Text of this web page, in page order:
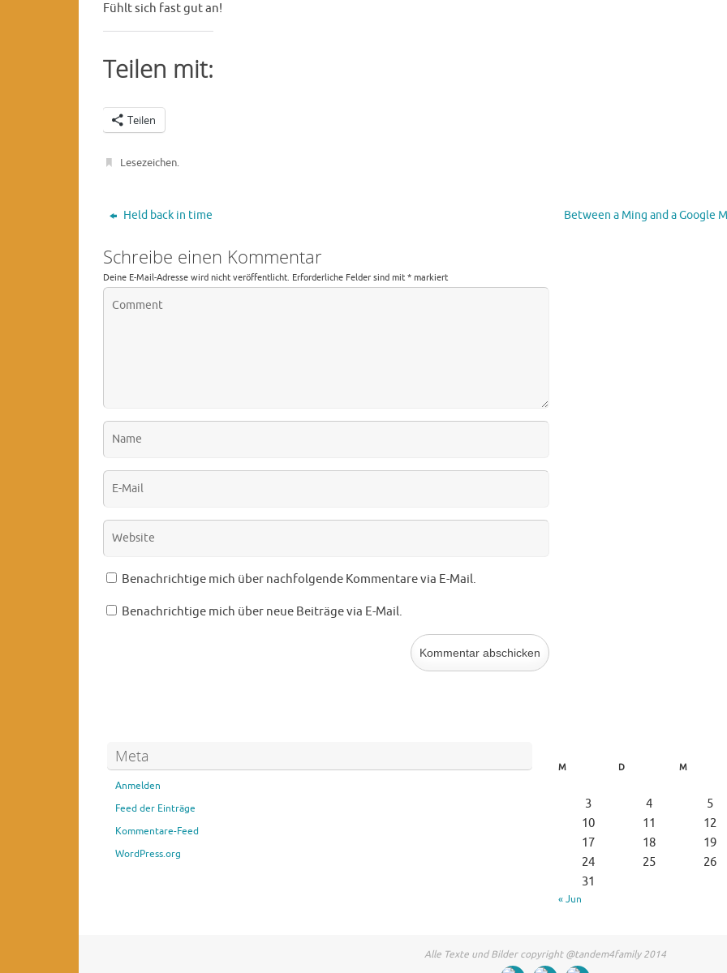
Fühlt sich fast gut an!
Teilen mit:
Teilen
Lesezeichen.
Held back in time Between a Ming and a Google
Schreibe einen Kommentar
Deine E-Mail-Adresse wird nicht veröffentlicht. Erforderliche Felder sind mit * markiert
Benachrichtige mich über nachfolgende Kommentare via E-Mail.
Benachrichtige mich über neue Beiträge via E-Mail.
Meta
Anmelden
Feed der Einträge
Kommentare-Feed
WordPress.org
M D M
3
4 5
10
11 12
17
18 19
24
25 26
31
« Jun
Alle Texte und Bilder copyright @tandem4family 2014